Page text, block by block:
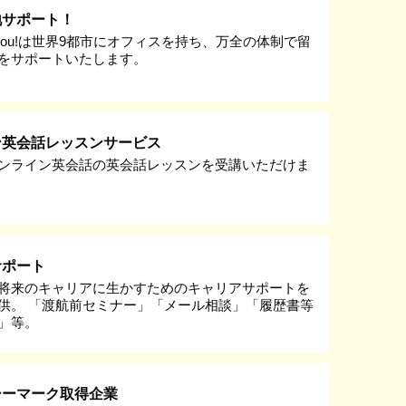
ポート！
は世界9都市にオフィスを持ち、万全の体制で留
サポートいたします。
会話レッスンサービス
ライン英会話の英会話レッスンを受講いただけま
ート
来のキャリアに生かすためのキャリアサポートを
。 「渡航前セミナー」「メール相談」「履歴書等
等。
マーク取得企業